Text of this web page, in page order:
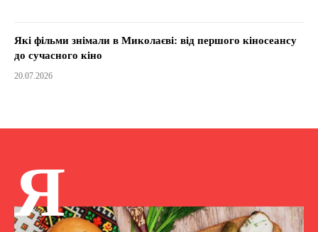
Які фільми знімали в Миколаєві: від першого кіносеансу
до сучасного кіно
20.07.2026
Я